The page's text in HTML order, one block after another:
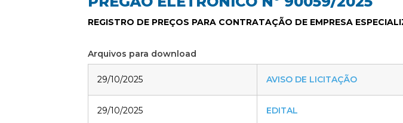
REGISTRO DE PREÇOS PARA CONTRATAÇÃO DE EMPRESA
Arquivos para download
29/10/2025 AVISO DE LICITAÇÃO
29/10/2025 EDITAL